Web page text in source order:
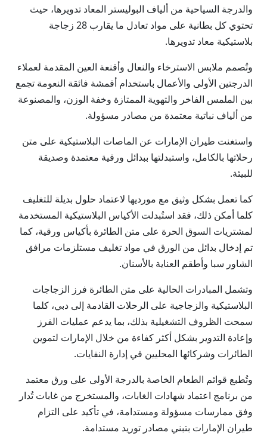
والدرجة السياحية من ألياف البوليستر المعاد تدويرها، حيث
تحتوي كل بطانية على مواد تعادل ما يقارب 28 زجاجة
بلاستيكية معاد تدويرها.
وتُصمم ملابس الاسترخاء والنعال وأقنعة العين المقدمة لعملاء
الدرجتين الأولى والأعمال باستخدام أقمشة فائقة النعومة تجمع
بين الملمس الفاخر والتهوية الممتازة وخفة الوزن، والمصنوعة
من ألياف نباتية معتمدة من مصادر مسؤولة.
واستغنت طيران الإمارات عن الماصات البلاستيكية على متن
رحلاتها بالكامل، واستبدلتها ببدائل ورقية معتمدة وصديقة
للبيئة.
كما تعمل بشكل وثيق مع مورديها لاعتماد حلول بديلة للتغليف
كلما أمكن ذلك، فقد استُبدلت الأكياس البلاستيكية المستخدمة
لمشتريات السوق الحرة على متن الطائرة بأكياس ورقية، كما
تم إدخال بدائل من الورق في مواد تغليف مستلزمات مرافق
الشاور سبا وأطقم العناية بالأسنان.
وتشمل المبادرات الحالية على متن الطائرة فرز الزجاجات
البلاستيكية والزجاجية على الرحلات القادمة إلى دبي، كلما
سمحت الظروف التشغيلية بذلك، بما يدعم عمليات الفرز
وإعادة التدوير بشكل أكثر كفاءة من خلال الإمارات لتموين
الطائرات وشركائها المحليين في إدارة النفايات.
وتُطبع قوائم الطعام الخاصة بالدرجة الأولى على ورق معتمد
من برنامج اعتماد شهادات الغابات، والمستخرج من غابات تُدار
وفق ممارسات مسؤولة ومستدامة، في تأكيد على التزام
طيران الإمارات بتبني مصادر توريد مستدامة.